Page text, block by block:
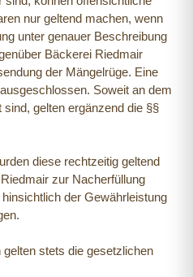
nur geltend machen, wenn
unter genauer Beschreibung
Bäckerei Riedmair
der Mängelrüge. Eine
Soweit an dem
gelten ergänzend die §§
diese rechtzeitig geltend
zur Nacherfüllung
der Gewährleistung
stets die gesetzlichen